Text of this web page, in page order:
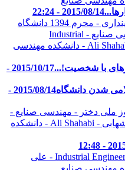
2015/08/14 - 22:24
با شخصیت!...
2015/10/17 -
شدن دانشگاه
2015/08/14 -
2015/